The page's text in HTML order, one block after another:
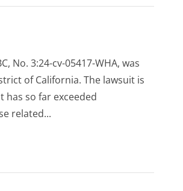
No. 3:24-cv-05417-WHA, was
of California. The lawsuit is
has so far exceeded
related...